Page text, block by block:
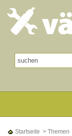
Startseite > Themen